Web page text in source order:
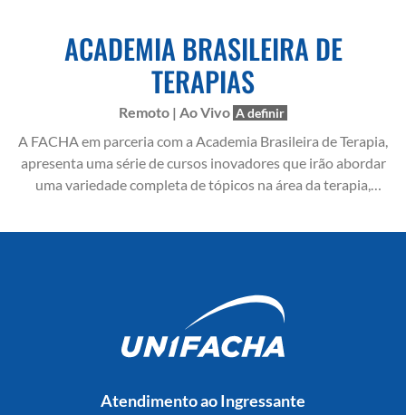
ACADEMIA BRASILEIRA DE
TERAPIAS
Remoto | Ao Vivo A definir
A FACHA em parceria com a Academia Brasileira de Terapia,
apresenta uma série de cursos inovadores que irão abordar
uma variedade completa de tópicos na área da terapia,
Atendimento ao Ingressante